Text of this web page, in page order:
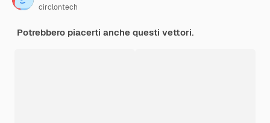
circlontech
Potrebbero piacerti anche questi vettori.